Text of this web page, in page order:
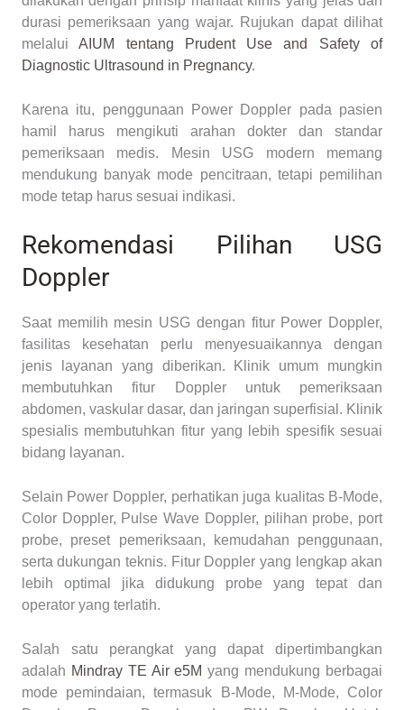
durasi pemeriksaan yang wajar. Rujukan dapat dilihat
melaluiAIUM tentang Prudent Use and Safety of
Diagnostic Ultrasound in Pregnancy.
Karena itu, penggunaan Power Doppler pada pasien
hamil harus mengikuti arahan dokter dan standar
pemeriksaan medis. Mesin USG modern memang
mendukung banyak mode pencitraan, tetapi pemilihan
mode tetap harus sesuai indikasi.
Rekomendasi Pilihan USG
Doppler
Saat memilih mesin USG dengan fitur Power Doppler,
fasilitas kesehatan perlu menyesuaikannya dengan
jenis layanan yang diberikan. Klinik umum mungkin
membutuhkan fitur Doppler untuk pemeriksaan
abdomen, vaskular dasar, dan jaringan superfisial. Klinik
spesialis membutuhkan fitur yang lebih spesifik sesuai
bidang layanan.
Selain Power Doppler, perhatikan juga kualitas B-Mode,
Color Doppler, Pulse Wave Doppler, pilihan probe, port
probe, preset pemeriksaan, kemudahan penggunaan,
serta dukungan teknis. Fitur Doppler yang lengkap akan
lebih optimal jika didukung probe yang tepat dan
operator yang terlatih.
Salah satu perangkat yang dapat dipertimbangkan
adalah Mindray TE Air e5M yang mendukung berbagai
mode pemindaian, termasuk B-Mode, M-Mode, Color